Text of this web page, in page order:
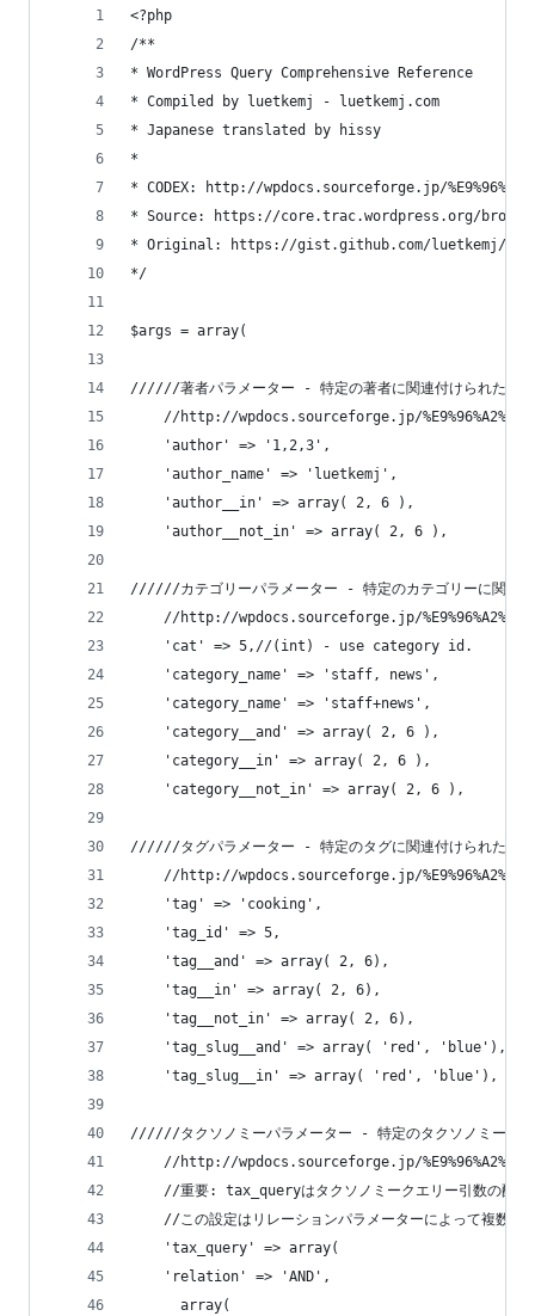
<?php
/**
* WordPress Query Comprehensive Reference
* Compiled by luetkemj - luetkemj.com
* Japanese translated by hissy
*
* CODEX: http://wpdocs.sourceforge.jp/
* Source: https://core.trac.wordpress.org/
* Original: https://gist.github.com/luetkemj/
*/
$args = array(
//////著者パラメーター - 特定の著者に関連付けられた投稿
//http://wpdocs.sourceforge.jp/
'author' => '1,2,3',
'author_name' => 'luetkemj',              //
'author__in' => array( 2, 6 ),            //
'author__not_in' => array( 2, 6 ),        //
//////カテゴリーパラメーター - 特定のカテゴリーに関連付
//http://wpdocs.sourceforge.jp/
    'cat' => 5,//(int) - use category id.
'category_name' => 'staff, news',          //
'category_name' => 'staff+news',           //
'category__and' => array( 2, 6 ),         //
'category__in' => array( 2, 6 ),          //
'category__not_in' => array( 2, 6 ),      //
//////タグパラメーター - 特定のタグに関連付けられた投稿
//http://wpdocs.sourceforge.jp/
'tag' => 'cooking',                       //
'tag_id' => 5,                            //
'tag__and' => array( 2, 6),               //
'tag__in' => array( 2, 6),                //
'tag__not_in' => array( 2, 6),            //
'tag_slug__and' => array( 'red', 'blue'), //
'tag_slug__in' => array( 'red', 'blue'),  //
//////タクソノミーパラメーター - 特定のタクソノミーに関
//http://wpdocs.sourceforge.jp/
//重要: tax_queryはタクソノミークエリー引数の配列
//この設定はリレーションパラメーターによって複数の
'tax_query' => array(                     //
'relation' => 'AND',                      //
      array(